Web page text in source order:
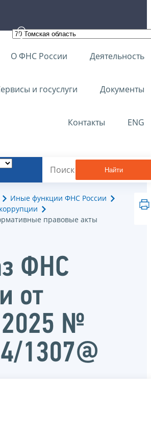
О ФНС России Деятельность
и госуслуги Документы
Контакты ENG
Найти
Иные функции ФНС России
правовые акты
ФНС
от
№
1307@